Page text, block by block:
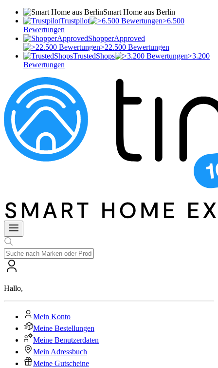
Smart Home aus Berlin
Trustpilot
>6.500
Bewertungen
ShopperApproved
>22.500 Bewertungen
TrustedShops
>3.200
Bewertungen
Hallo,
Mein Konto
Meine Bestellungen
Meine Benutzerdaten
Mein Adressbuch
Meine Gutscheine